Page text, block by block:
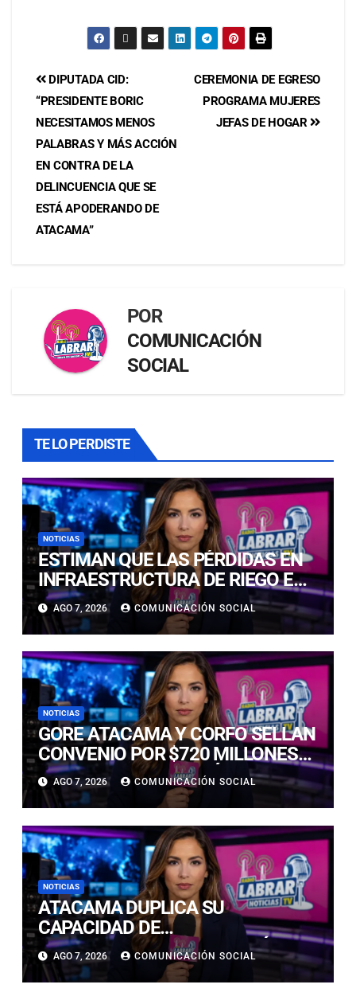
CEREMONIA DE EGRESO
PROGRAMA MUJERES
JEFAS DE HOGAR
DIPUTADA CID:
“PRESIDENTE BORIC
NECESITAMOS MENOS
PALABRAS Y MÁS ACCIÓN
EN CONTRA DE LA
DELINCUENCIA QUE SE
ESTÁ APODERANDO DE
ATACAMA”
POR
COMUNICACIÓN
SOCIAL
TE LO PERDISTE
NOTICIAS
ESTIMAN QUE LAS PÉRDIDAS EN
INFRAESTRUCTURA DE RIEGO EN
LA CUENCA DEL HUASCO SON
MILLONARIAS
AGO 7, 2026 COMUNICACIÓN SOCIAL
NOTICIAS
GORE ATACAMA Y CORFO SELLAN
CONVENIO POR $720 MILLONES
PARA LA REACTIVACIÓN
PRODUCTIVA DE LA REGIÓN
AGO 7, 2026 COMUNICACIÓN SOCIAL
NOTICIAS
ATACAMA DUPLICA SU
CAPACIDAD DE
ALMACENAMIENTO ENERGÉTICO
Y CONSOLIDA SU LIDERAZGO EN
LA TRANSICIÓN ENERGÉTICA
AGO 7, 2026 COMUNICACIÓN SOCIAL